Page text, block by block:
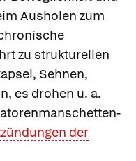
Ausholen zum
zu strukturellen
Sehnen,
es drohen u. a.
der